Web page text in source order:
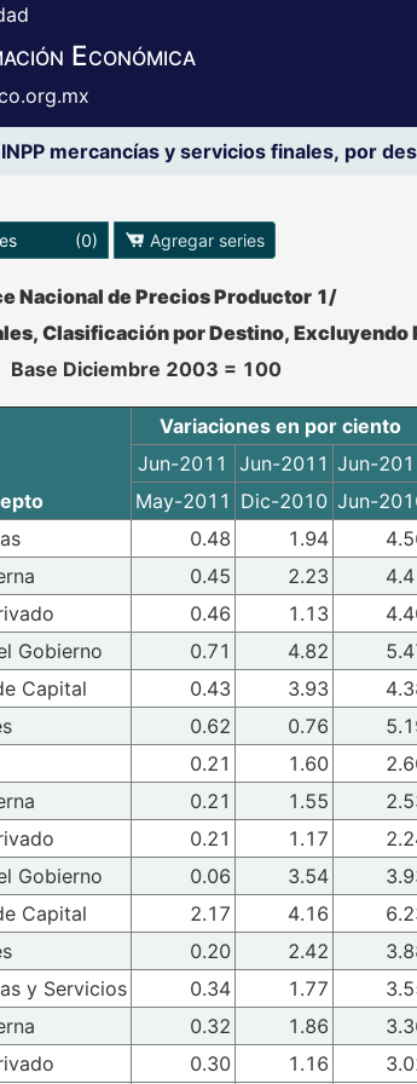
Económica
mercancías y servicios finales, por
(0) Agregar series
los datos en XLS
Nacional de Precios Productor 1/
Clasificación por Destino, Excluyendo
Base Diciembre 2003 = 100
Variaciones en por ciento
Jun-2011
Jun-2011 Jun-
May-2011 Dic-2010 Jun-
0.48 1.94
0.45 2.23
0.46 1.13
Gobierno
0.71 4.82
Capital
0.43 3.93
0.62 0.76
0.21 1.60
0.21 1.55
0.21 1.17
Gobierno
0.06 3.54
Capital
2.17 4.16
0.20 2.42
y Servicios
0.34 1.77
0.32 1.86
0.30 1.16